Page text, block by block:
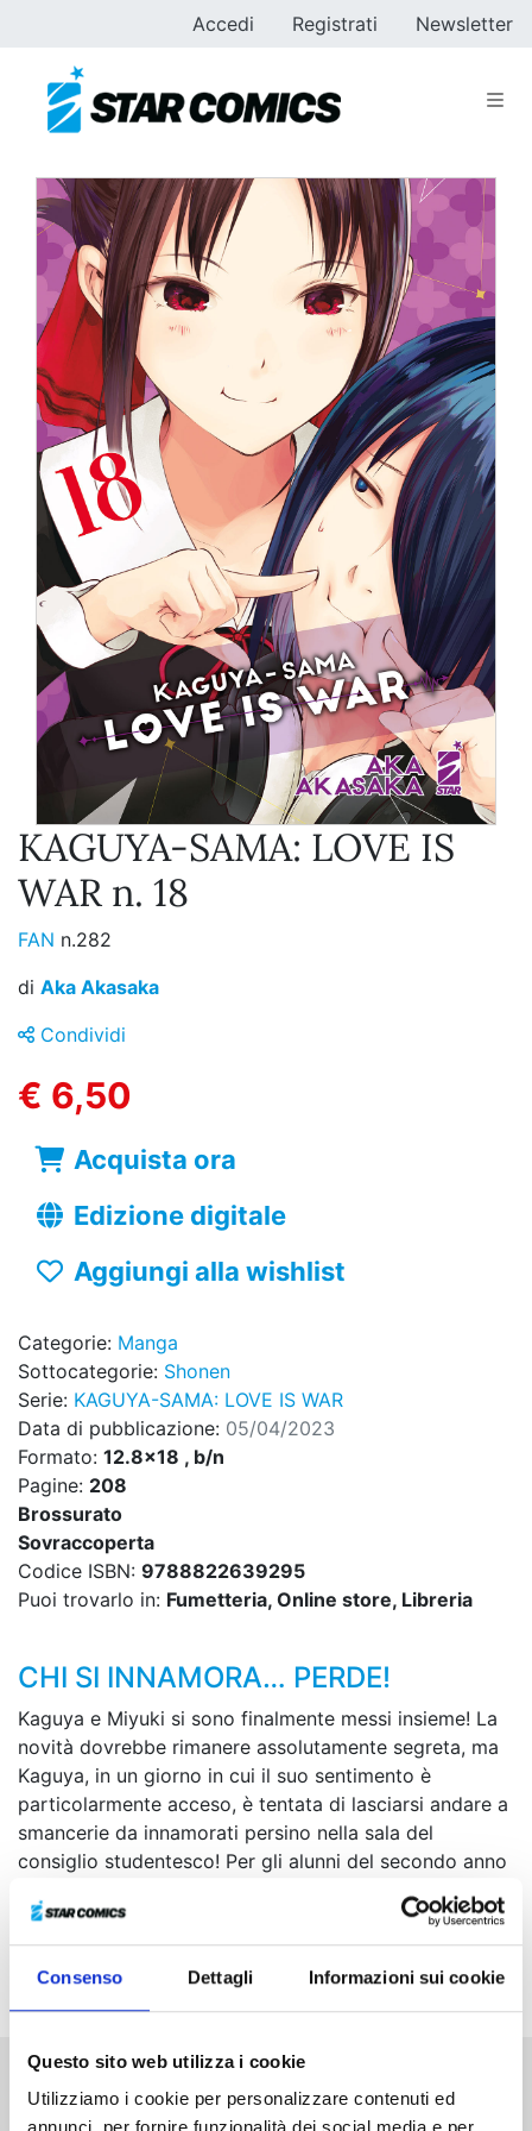
Consenso Dettagli Informazioni sui cookie
Questo sito web utilizza i cookie
Utilizziamo i cookie per personalizzare contenuti ed
Accedi Registrati Newsletter
KAGUYA-SAMA: LOVE IS
WAR n. 18
FAN n.282
di Aka Akasaka
Condividi
€ 6,50
Acquista ora
Edizione digitale
Aggiungi alla wishlist
Categorie: Manga
Sottocategorie: Shonen
Serie: KAGUYA-SAMA: LOVE IS WAR
Data di pubblicazione: 05/04/2023
Formato: 12.8x18 , b/n
Pagine: 208
Brossurato
Sovraccoperta
Codice ISBN: 9788822639295
Puoi trovarlo in: Fumetteria, Online store, Libreria
CHI SI INNAMORA… PERDE!
Kaguya e Miyuki si sono finalmente messi insieme! La
novità dovrebbe rimanere assolutamente segreta, ma
Kaguya, in un giorno in cui il suo sentimento è
particolarmente acceso, è tentata di lasciarsi andare a
smancerie da innamorati persino nella sala del
consiglio studentesco! Per gli alunni del secondo anno
sarà poi la volta di un viaggio d’istruzione a Kyoto... Si
alza il sipario sulla “Saga del viaggio d’istruzione”, in
cui il legame con Ai Hayasaka, la domestica al servizio
esclusivo di Kaguya, sarà messo duramente alla prova!
Altri volumi della serie